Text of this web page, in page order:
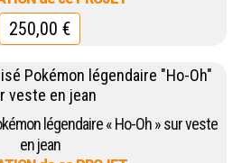
250,00 €
légendaire « Ho-Oh » sur veste
en jean